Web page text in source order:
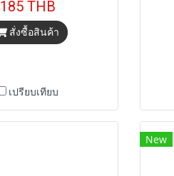
185 THB
สั่งซื้อสินค้า
เปรียบเทียบ
New